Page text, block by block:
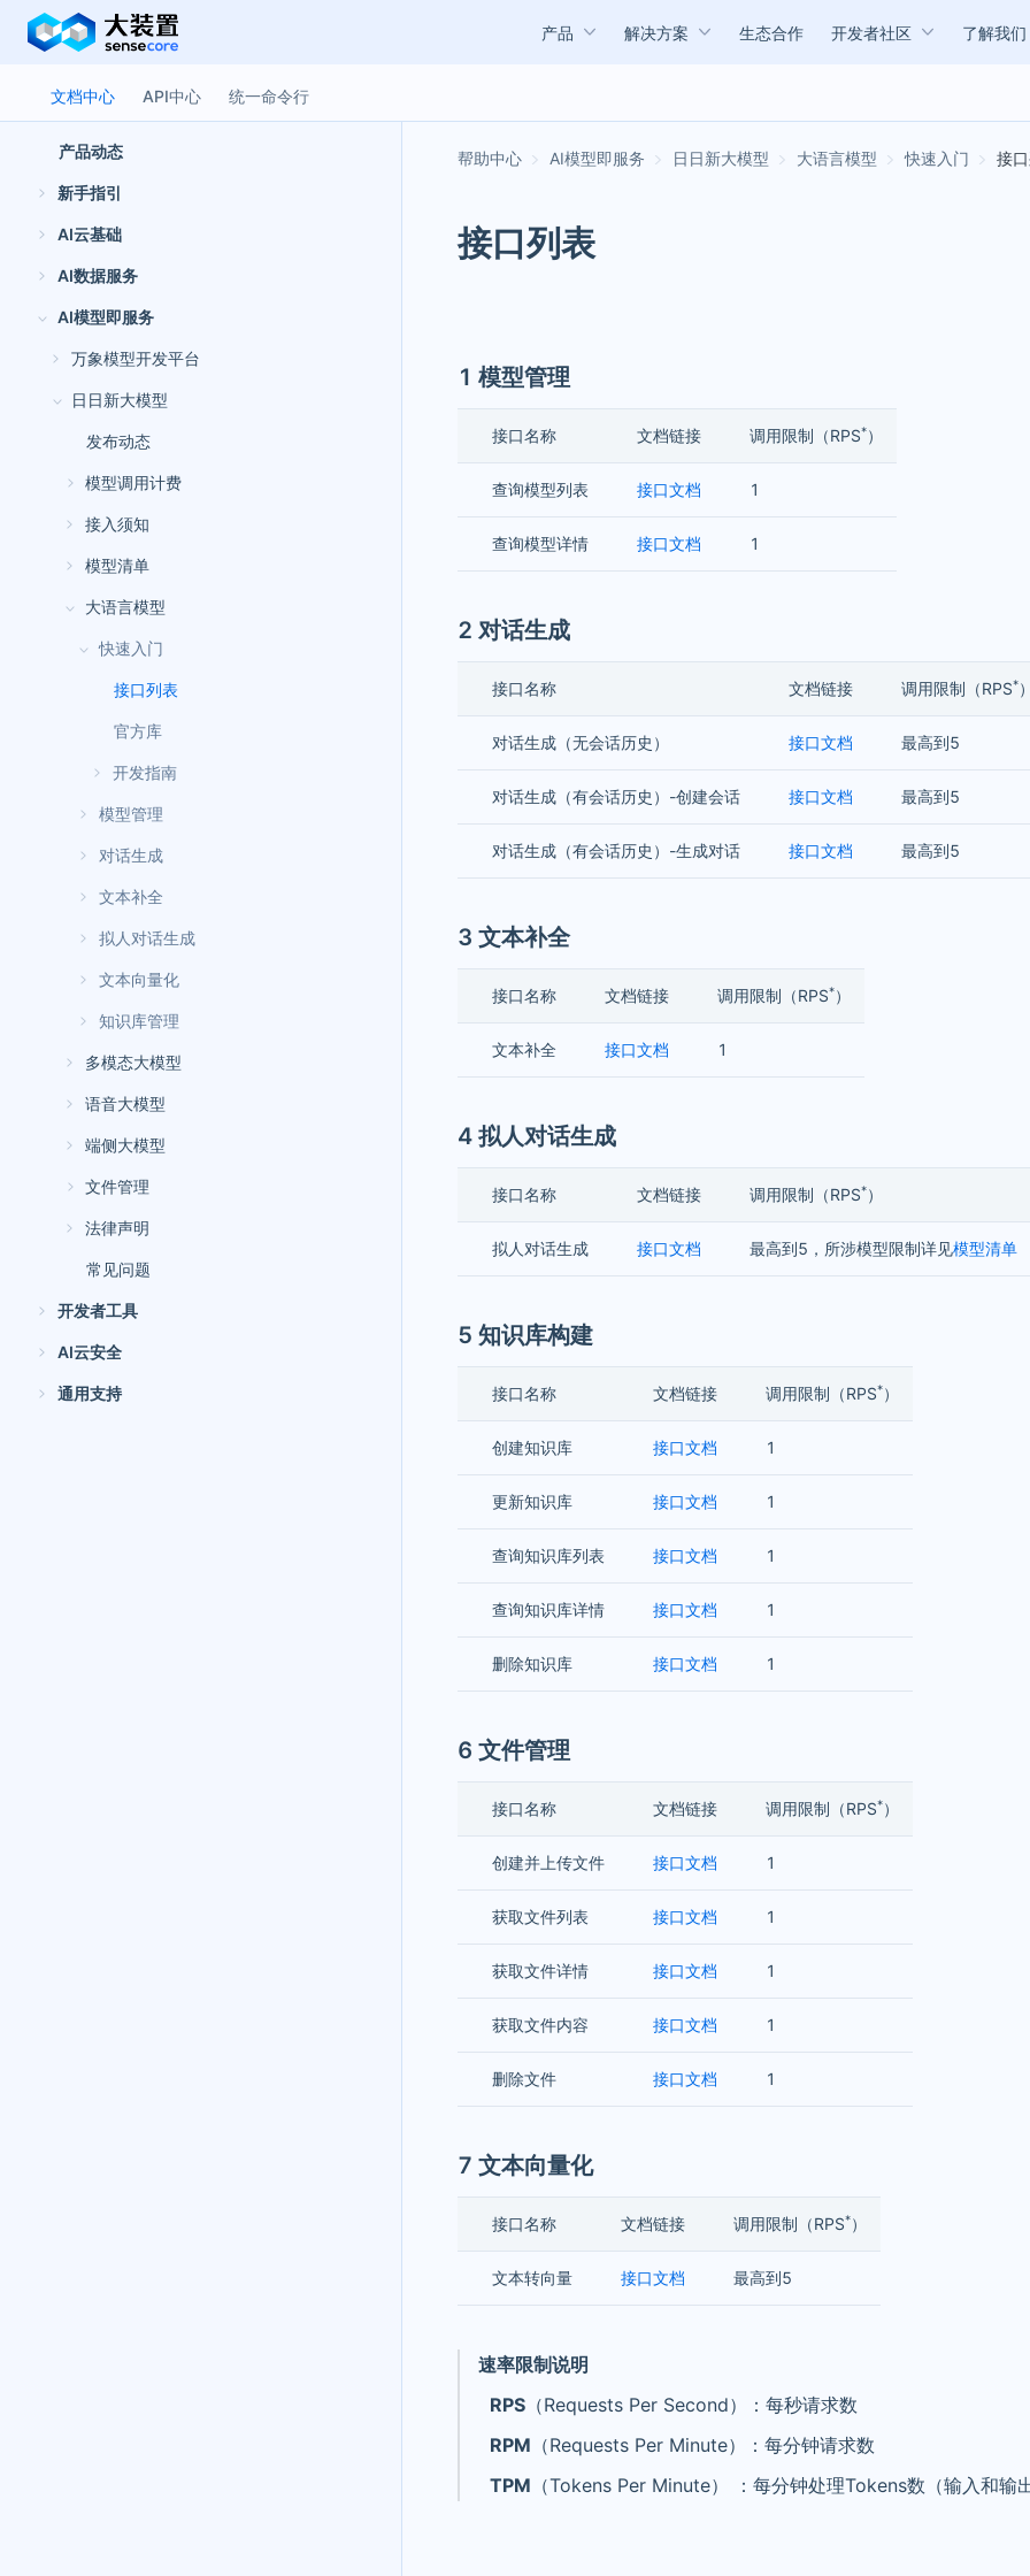
产品 解决方案 生态合作 开发者社区 了解我们
文档中心 API中心 统一命令行
产品动态
新手指引
AI云基础
AI数据服务
AI模型即服务
万象模型开发平台
日日新大模型
发布动态
模型调用计费
接入须知
模型清单
大语言模型
快速入门
接口列表
官方库
开发指南
模型管理
对话生成
文本补全
拟人对话生成
文本向量化
知识库管理
多模态大模型
语音大模型
端侧大模型
文件管理
法律声明
常见问题
开发者工具
AI云安全
通用支持
AI模型即服务 日日新大模型 大语言模型 快速入门 接
接口列表
1 模型管理
接口名称 文档链接 调用限制（RPS*）
查询模型列表 接口文档 1
查询模型详情 接口文档 1
2 对话生成
接口名称 文档链接 调用限制（RPS*
对话生成（无会话历史） 接口文档 最高到5
对话生成（有会话历史）-创建会话 接口文档 最高到5
对话生成（有会话历史）-生成对话 接口文档 最高到5
3 文本补全
接口名称 文档链接 调用限制（RPS*）
文本补全 接口文档 1
4 拟人对话生成
接口名称 文档链接 调用限制（RPS*）
拟人对话生成 接口文档 最高到5，所涉模型限制详见模型清单
5 知识库构建
接口名称 文档链接 调用限制（RPS*）
创建知识库 接口文档 1
更新知识库 接口文档 1
查询知识库列表 接口文档 1
查询知识库详情 接口文档 1
删除知识库 接口文档 1
6 文件管理
接口名称 文档链接 调用限制（RPS*）
创建并上传文件 接口文档 1
获取文件列表 接口文档 1
获取文件详情 接口文档 1
获取文件内容 接口文档 1
删除文件 接口文档 1
7 文本向量化
接口名称 文档链接 调用限制（RPS*）
文本转向量 接口文档 最高到5
速率限制说明
RPS （Requests Per Second）：每秒请求数
RPM （Requests Per Minute）：每分钟请求数
TPM （Tokens Per Minute） ：每分钟处理Tokens数（输入和输